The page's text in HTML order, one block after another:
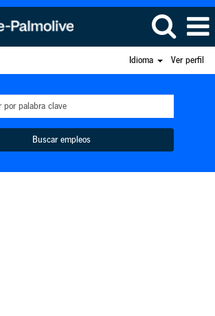
Idioma Ver perfil
Buscar empleos